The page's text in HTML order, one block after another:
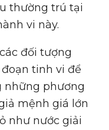
thường trú tại
vi này.
đối tượng
tinh vi để
những phương
mệnh giá lớn
như nước giải